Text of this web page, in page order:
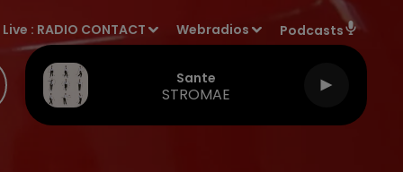
Live : RADIO CONTACT Webradios Podcasts
Sante
STROMAE